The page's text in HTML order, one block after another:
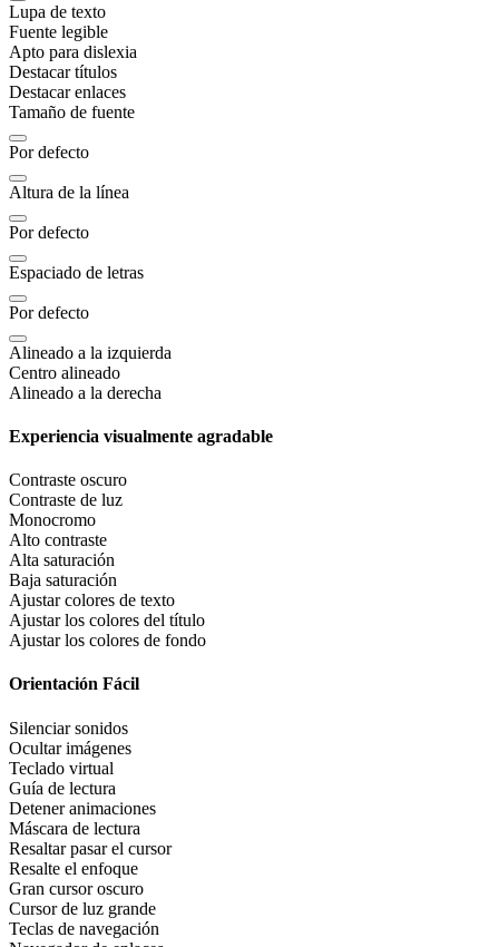
Lupa de texto
Fuente legible
Apto para dislexia
Destacar títulos
Destacar enlaces
Tamaño de fuente
Por defecto
Altura de la línea
Por defecto
Espaciado de letras
Por defecto
Alineado a la izquierda
Centro alineado
Alineado a la derecha
Experiencia visualmente agradable
Contraste oscuro
Contraste de luz
Monocromo
Alto contraste
Alta saturación
Baja saturación
Ajustar colores de texto
Ajustar los colores del título
Ajustar los colores de fondo
Orientación Fácil
Silenciar sonidos
Ocultar imágenes
Teclado virtual
Guía de lectura
Detener animaciones
Máscara de lectura
Resaltar pasar el cursor
Resalte el enfoque
Gran cursor oscuro
Cursor de luz grande
Teclas de navegación